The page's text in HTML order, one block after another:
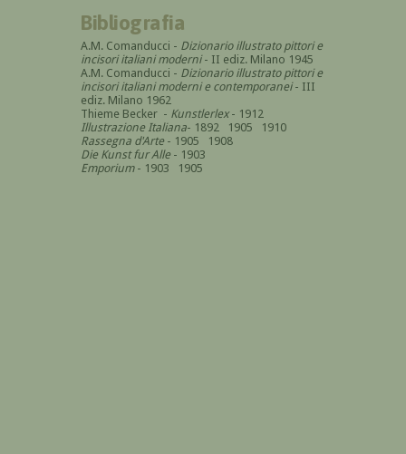
Bibliografia
A.M. Comanducci - Dizionario illustrato pittori e
incisori italiani moderni- II ediz. Milano 1945
A.M. Comanducci - Dizionario illustrato pittori e
incisori italiani moderni e contemporanei- III
ediz. Milano 1962
Thieme Becker - Kunstlerlex- 1912
Illustrazione Italiana- 1892 1905 1910
Rassegna d'Arte - 1905 1908
Die Kunst fur Alle - 1903
Emporium- 1903 1905